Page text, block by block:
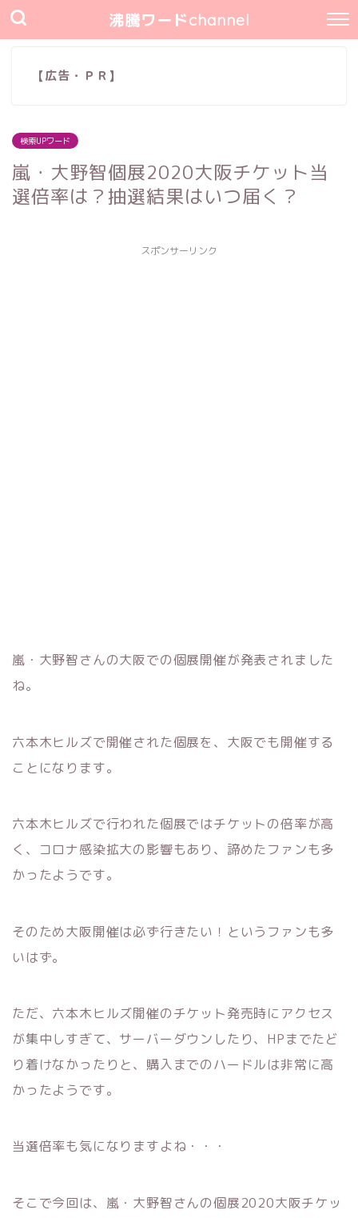
沸騰ワードchannel
【広告・ＰＲ】
検索UPワード
嵐・大野智個展2020大阪チケット当
選倍率は？抽選結果はいつ届く？
スポンサーリンク
嵐・大野智さんの大阪での個展開催が発表されました
ね。
六本木ヒルズで開催された個展を、大阪でも開催する
ことになります。
六本木ヒルズで行われた個展ではチケットの倍率が高
く、コロナ感染拡大の影響もあり、諦めたファンも多
かったようです。
そのため大阪開催は必ず行きたい！というファンも多
いはず。
ただ、六本木ヒルズ開催のチケット発売時にアクセス
が集中しすぎて、サーバーダウンしたり、HPまでたど
り着けなかったりと、購入までのハードルは非常に高
かったようです。
当選倍率も気になりますよね・・・
そこで今回は、嵐・大野智さんの個展2020大阪チケッ